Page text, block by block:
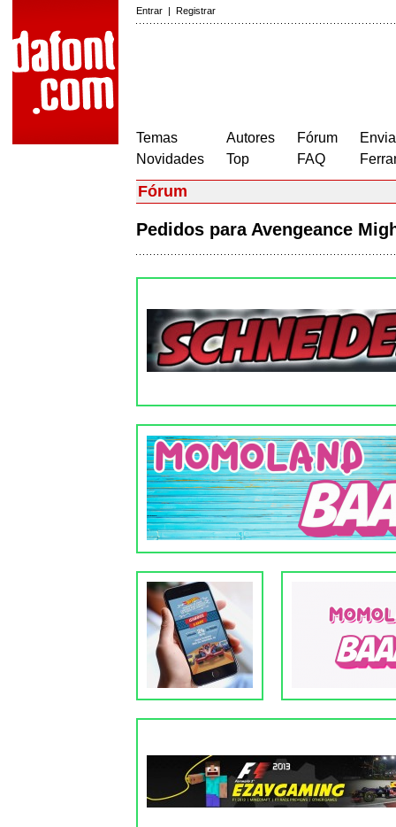
Entrar | Registrar
Temas
Novidades
Autores
Top
Fórum
FAQ
Fórum
Pedidos para Avengeance